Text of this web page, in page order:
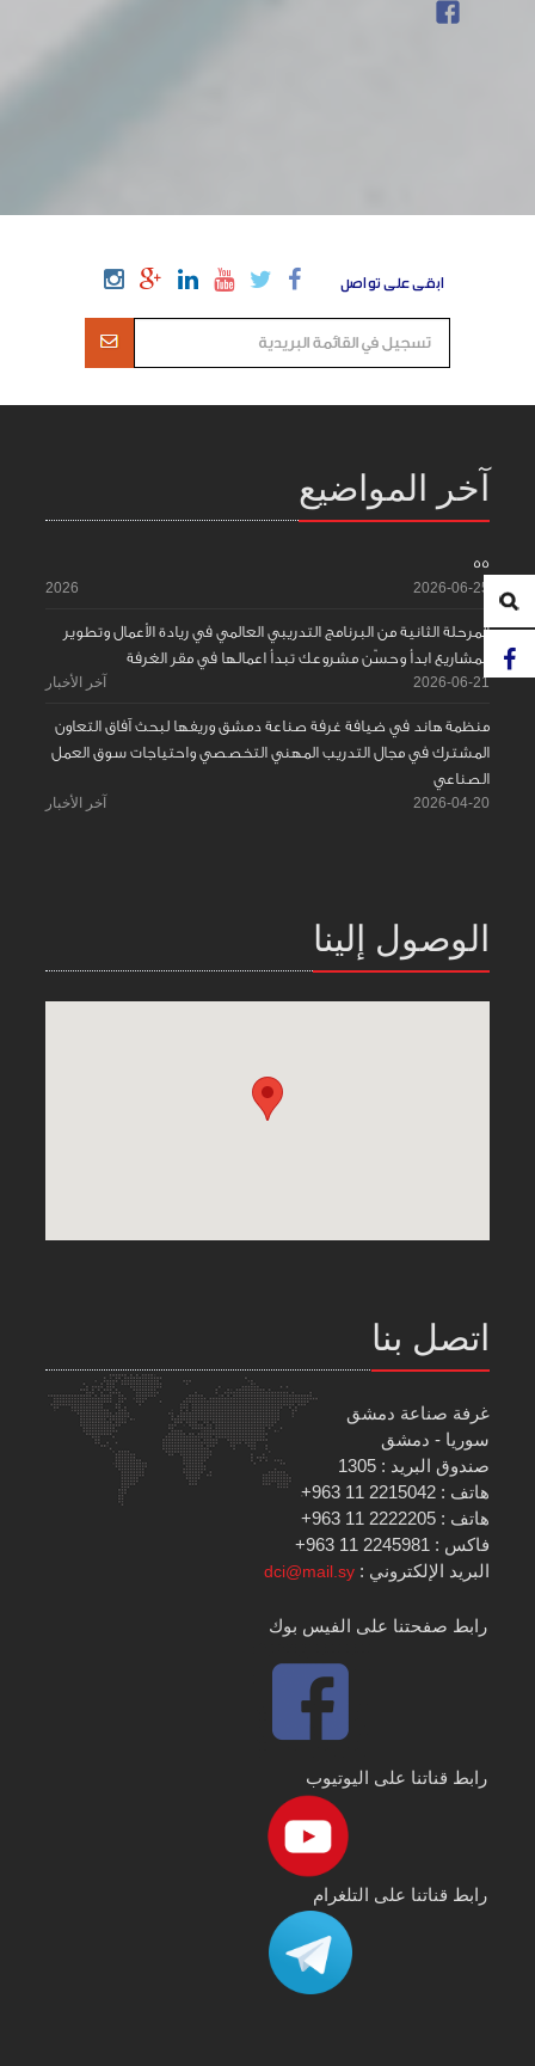
ابقى على تواصل
آخر المواضيع
55
2026-06-25
2026
المرحلة الثانية من البرنامج التدريبي العالمي في ريادة الأعمال وتطوير
المشاريع ابدأ وحسّن مشروعك تبدأ اعمالها في مقر الغرفة
2026-06-21 آخر الأخبار
منظمة هاند في ضيافة غرفة صناعة دمشق وريفها لبحث آفاق التعاون
المشترك في مجال التدريب المهني التخصصي واحتياجات سوق العمل
الصناعي
2026-04-20 آخر الأخبار
الوصول إلينا
اتصل بنا
غرفة صناعة دمشق
سوريا - دمشق
صندوق البريد : 1305
هاتف : 2215042 11 963+
هاتف : 2222205 11 963+
فاكس : 2245981 11 963+
البريد الإلكتروني :dci@mail.sy
رابط صفحتنا على الفيس بوك
رابط قناتنا على اليوتيوب
رابط قناتنا على التلغرام